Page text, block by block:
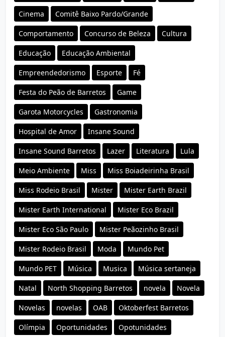
Cinema Comitê Baixo Pardo/Grande
Comportamento Concurso de Beleza Cultura
Educação Educação Ambiental
Empreendedorismo Esporte Fé
Festa do Peão de Barretos Game
Garota Motorcycles Gastronomia
Hospital de Amor Insane Sound
Insane Sound Barretos Lazer Literatura Lula
Meio Ambiente Miss Miss Boiadeirinha Brasil
Miss Rodeio Brasil Mister Mister Earth Brazil
Mister Earth International Mister Eco Brazil
Mister Eco São Paulo Mister Peãozinho Brasil
Mister Rodeio Brasil Moda Mundo Pet
Mundo PET Música Musica Música sertaneja
Natal North Shopping Barretos novela Novela
Novelas novelas OAB Oktoberfest Barretos
Olímpia Oportunidades Opotunidades